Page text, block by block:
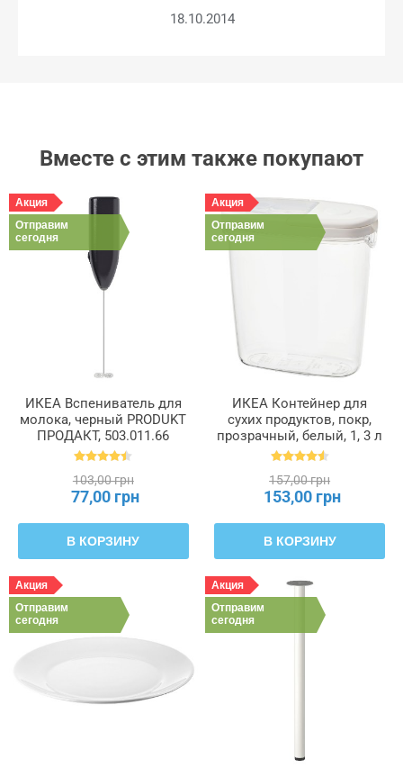
18.10.2014
Вместе с этим также покупают
Акция
Отправим
сегодня
ИКЕА Вспениватель для
молока, черный PRODUKT
ПРОДАКТ, 503.011.66
103,00 грн
77,00 грн
В КОРЗИНУ
Акция
Отправим
сегодня
ИКЕА Контейнер для
сухих продуктов, покр,
прозрачный, белый, 1, 3 л
IKEA 365+, 800.667.23
157,00 грн
153,00 грн
В КОРЗИНУ
Акция
Отправим
сегодня
Акция
Отправим
сегодня